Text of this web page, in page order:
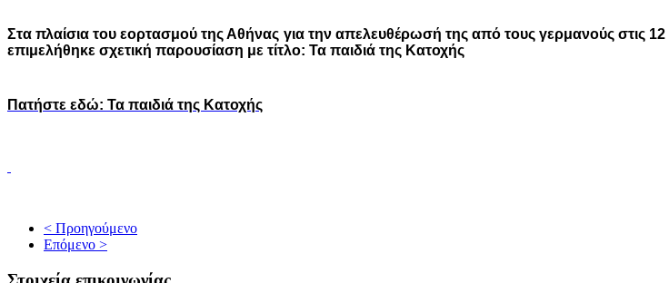
Στα πλαίσια του εορτασμού της Αθήνας για την απελευθέρωσή της από τους γερμανούς στις
επιμελήθηκε σχετική παρουσίαση με τίτλο: Τα παιδιά της Κατοχής
Πατήστε εδώ: Τα παιδιά της Κατοχής
< Προηγούμενο
Επόμενο >